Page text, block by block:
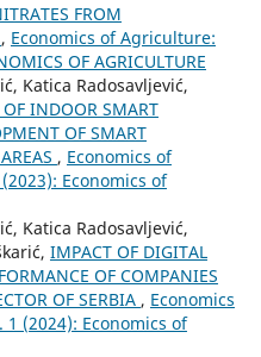
FROM
, Economics of Agriculture:
OF AGRICULTURE
Katica Radosavljević,
OF INDOOR SMART
OF SMART
, Economics of
Economics of
Katica Radosavljević,
IMPACT OF DIGITAL
OF COMPANIES
OF SERBIA , Economics
(2024): Economics of